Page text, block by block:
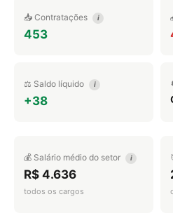
📥 Contratações i
453
⚖️ Saldo líquido i
+38
💰 Salário médio do setor i
R$ 4.636
todos os cargos